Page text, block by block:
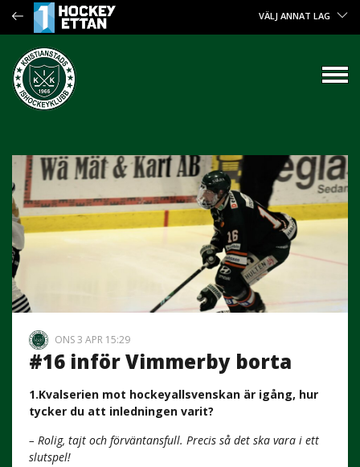
VÄLJ ANNAT LAG
ONS 3 APR 15:29
#16 inför Vimmerby borta
1.Kvalserien mot hockeyallsvenskan är igång, hur
tycker du att inledningen varit?
– Rolig, tajt och förväntansfull. Precis så det ska vara i ett
slutspel!